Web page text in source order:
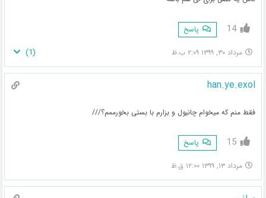
14 پاسخ
مرداد ۳۰, ۱۳۹۹ ۲:۰۹ ب.ظ (
1
)
han.ye.exol
فقط منم که میخوام چانیول و بزارم با بستی بخورممم؟///
15 پاسخ
مرداد ۱۳, ۱۳۹۹ ۱۲:۰۰ ق.ظ